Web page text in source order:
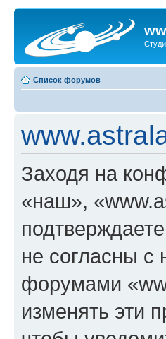
Список форумов
Заходя на
«наш»,
не согласны с
форумами
изменять эти